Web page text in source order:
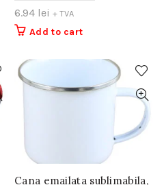
6.94 lei + TVA
Add to cart
Cana emailata sublimabila,